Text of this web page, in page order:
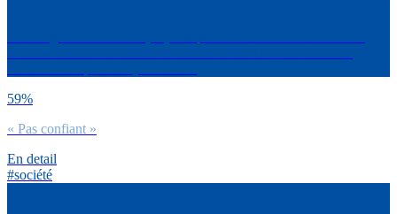
59%
« Pas confiant »
En detail
#société